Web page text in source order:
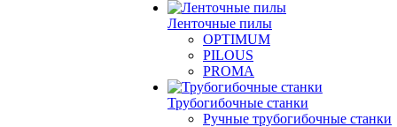
Ленточные пилы
OPTIMUM
PILOUS
PROMA
Трубогибочные станки
Ручные трубогибочные станки